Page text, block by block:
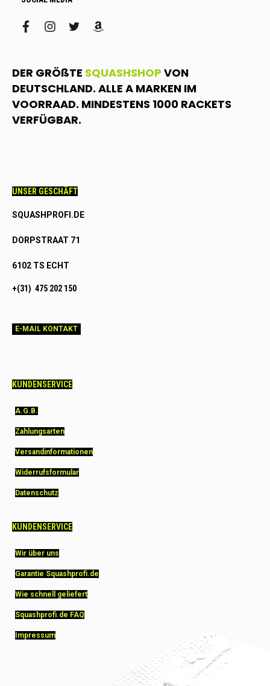
facebookinstagram
twitteramazon
DER GRÖßTE SQUASHSHOP VON
DEUTSCHLAND. ALLE A MARKEN IM
VOORRAAD. MINDESTENS 1000 RACKETS
VERFÜGBAR.
UNSER GESCHÄFT
SQUASHPROFI.DE
DORPSTRAAT 71
6102 TS ECHT
+(31) 475 202 150
E-MAIL KONTAKT
KUNDENSERVICE
A.G.B.
Zahlungsarten
Versandinformationen
Widerrufsformular
Datenschutz
KUNDENSERVICE
Wir über uns
Garantie Squashprofi.de
Wie schnell geliefert
Squashprofi.de FAQ
Impressum